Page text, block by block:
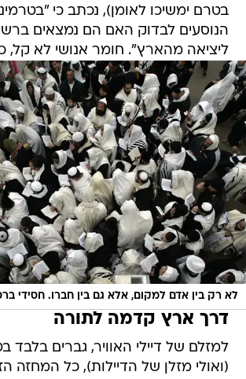
בטרם ימשיכו לאומן), נכתב כי
הנוסעים לבדוק האם הם נמצאים
ליציאה מהארץ". חומר אנושי לא קל,
לא רק בין אדם למקום, אלא גם בין חברו. חסידי
דרך ארץ קדמה לתורה
למזלם של דיילי האוויר, גברים בלבד
(ואולי מזלן של הדיילות), כל המחזה